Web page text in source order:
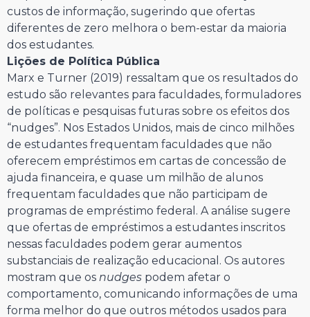
custos de informação, sugerindo que ofertas
diferentes de zero melhora o bem-estar da maioria
dos estudantes.
Lições de Política Pública
Marx e Turner (2019) ressaltam que os resultados do
estudo são relevantes para faculdades, formuladores
de políticas e pesquisas futuras sobre os efeitos dos
“nudges”. Nos Estados Unidos, mais de cinco milhões
de estudantes frequentam faculdades que não
oferecem empréstimos em cartas de concessão de
ajuda financeira, e quase um milhão de alunos
frequentam faculdades que não participam de
programas de empréstimo federal. A análise sugere
que ofertas de empréstimos a estudantes inscritos
nessas faculdades podem gerar aumentos
substanciais de realização educacional. Os autores
mostram que os nudges podem afetar o
comportamento, comunicando informações de uma
forma melhor do que outros métodos usados para